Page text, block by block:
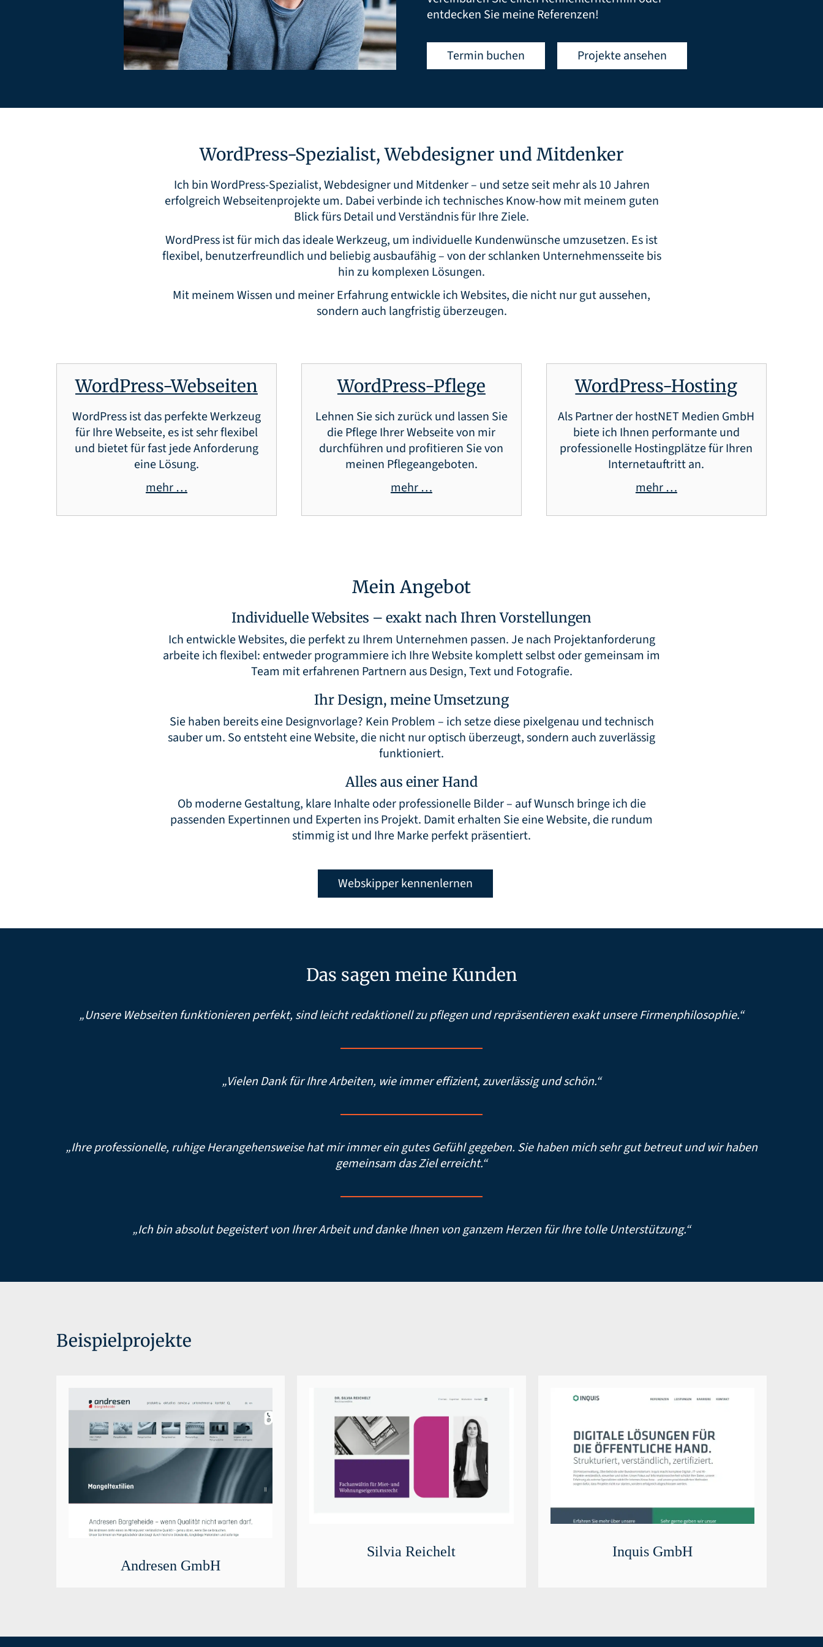
entdecken Sie meine Referenzen!
Termin buchen Projekte ansehen
WordPress-Spezialist, Webdesigner und Mitdenker
Ich bin WordPress-Spezialist, Webdesigner und Mitdenker – und setze seit mehr als 10 Jahren
erfolgreich Webseitenprojekte um. Dabei verbinde ich technisches Know-how mit meinem guten
Blick fürs Detail und Verständnis für Ihre Ziele.
WordPress ist für mich das ideale Werkzeug, um individuelle Kundenwünsche umzusetzen. Es ist
flexibel, benutzerfreundlich und beliebig ausbaufähig – von der schlanken Unternehmensseite bis
hin zu komplexen Lösungen.
Mit meinem Wissen und meiner Erfahrung entwickle ich Websites, die nicht nur gut aussehen,
sondern auch langfristig überzeugen.
WordPress-Webseiten
WordPress ist das perfekte Werkzeug
für Ihre Webseite, es ist sehr flexibel
und bietet für fast jede Anforderung
eine Lösung.
mehr …
WordPress-Pflege
Lehnen Sie sich zurück und lassen Sie
die Pflege Ihrer Webseite von mir
durchführen und profitieren Sie von
meinen Pflegeangeboten.
mehr …
WordPress-Hosting
Als Partner der hostNET Medien GmbH
biete ich Ihnen performante und
professionelle Hostingplätze für Ihren
Internetauftritt an.
mehr …
Mein Angebot
Individuelle Websites – exakt nach Ihren Vorstellungen
Ich entwickle Websites, die perfekt zu Ihrem Unternehmen passen. Je nach Projektanforderung
arbeite ich flexibel: entweder programmiere ich Ihre Website komplett selbst oder gemeinsam im
Team mit erfahrenen Partnern aus Design, Text und Fotografie.
Ihr Design, meine Umsetzung
Sie haben bereits eine Designvorlage? Kein Problem – ich setze diese pixelgenau und technisch
sauber um. So entsteht eine Website, die nicht nur optisch überzeugt, sondern auch zuverlässig
funktioniert.
Alles aus einer Hand
Ob moderne Gestaltung, klare Inhalte oder professionelle Bilder – auf Wunsch bringe ich die
passenden Expertinnen und Experten ins Projekt. Damit erhalten Sie eine Website, die rundum
stimmig ist und Ihre Marke perfekt präsentiert.
Webskipper kennenlernen
Das sagen meine Kunden
„Unsere Webseiten funktionieren perfekt, sind leicht redaktionell zu pflegen und repräsentieren exakt unsere Firmenphilosophie.“
„Vielen Dank für Ihre Arbeiten, wie immer effizient, zuverlässig und schön.“
„Ihre professionelle, ruhige Herangehensweise hat mir immer ein gutes Gefühl gegeben. Sie haben mich sehr gut betreut und wir haben
gemeinsam das Ziel erreicht.“
„Ich bin absolut begeistert von Ihrer Arbeit und danke Ihnen von ganzem Herzen für Ihre tolle Unterstützung.“
Beispielprojekte
Andresen GmbH
Silvia Reichelt Inquis GmbH